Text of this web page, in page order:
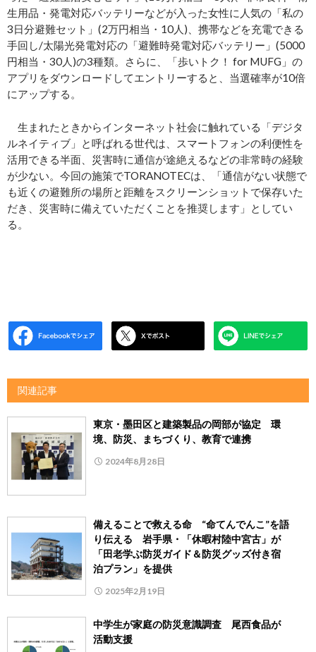
生用品・発電対応バッテリーなどが入った女性に人気の「私の
3日分避難セット」(2万円相当・10人)、携帯などを充電できる
手回し/太陽光発電対応の「避難時発電対応バッテリー」(5000
円相当・30人)の3種類。さらに、「歩いトク！ for MUFG」の
アプリをダウンロードしてエントリーすると、当選確率が10倍
にアップする。
生まれたときからインターネット社会に触れている「デジタ
ルネイティブ」と呼ばれる世代は、スマートフォンの利便性を
活用できる半面、災害時に通信が途絶えるなどの非常時の経験
が少ない。今回の施策でTORANOTECは、「通信がない状態で
も近くの避難所の場所と距離をスクリーンショットで保存いた
だき、災害時に備えていただくことを推奨します」としてい
る。
関連記事
東京・墨田区と建築製品の岡部が協定 環
境、防災、まちづくり、教育で連携
2024年8月28日
備えることで救える命 “命てんでんこ”を語
り伝える 岩手県・「休暇村陸中宮古」が
「田老学ぶ防災ガイド＆防災グッズ付き宿
泊プラン」を提供
2025年2月19日
中学生が家庭の防災意識調査 尾西食品が
活動支援